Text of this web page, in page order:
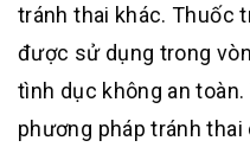
tránh thai khác. Thuốc
được sử dụng trong
tình dục không an
phương pháp tránh